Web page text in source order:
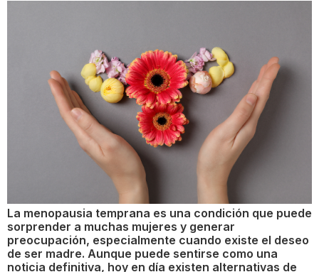
La menopausia temprana es una condición que puede
sorprender a muchas mujeres y generar
preocupación, especialmente cuando existe el deseo
de ser madre. Aunque puede sentirse como una
noticia definitiva, hoy en día existen alternativas de